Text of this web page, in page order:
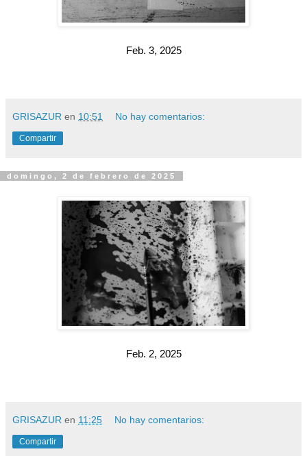
Feb. 3, 2025
GRISAZUR en 10:51 No hay comentarios:
Compartir
domingo, 2 de febrero de 2025
Feb. 2, 2025
GRISAZUR en 11:25 No hay comentarios:
Compartir